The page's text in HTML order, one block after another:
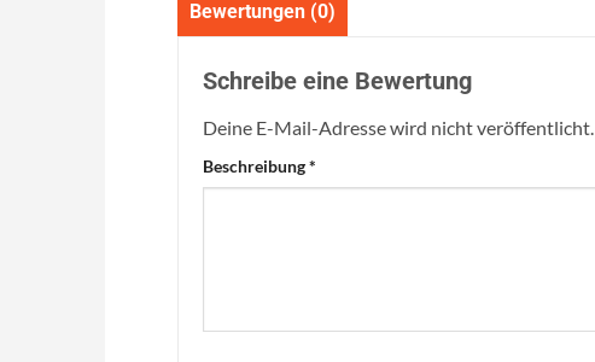
Bewertungen (0)
Schreibe eine Bewertung
Deine E-Mail-Adresse wird nicht veröffentlicht.
Beschreibung*